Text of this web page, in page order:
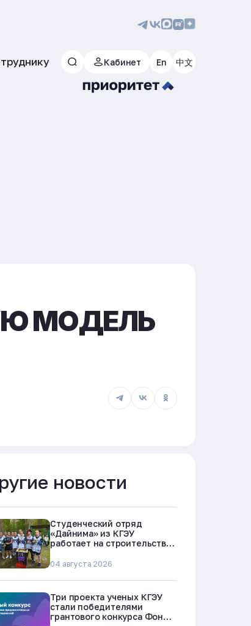
Кабинет En 中文
МОДЕЛЬ
новости
Студенческий отряд
«Дайнима» из КГЭУ
работает на строительстве
04 августа 2026
Три проекта ученых КГЭУ
стали победителями
грантового конкурса Фонда